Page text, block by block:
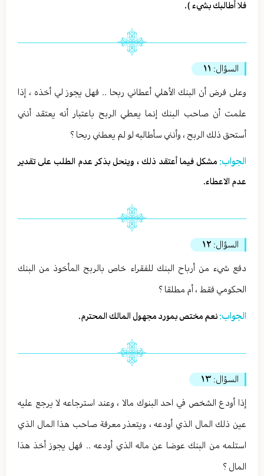
فلا أطالبك بشيء ).
السؤال: ١١
وعلى فرض أن البنك الأهلي أعطاني ربحا .. فهل يجوز لي أخذه ، إذا
علمت أن صاحب البنك إنما يعطي الربح باعتبار أنه يعتقد أنني
أستحق ذلك الربح ، وأنني سأطالبه لو لم يعطني ربحا ؟
الجواب: مشكل فيما أعتقد ذلك ، وينحل بذكر عدم الطلب على تقدير
عدم الاعطاء.
السؤال: ١٢
دفع شيء من أرباح البنك للفقراء خاص بالربح المأخوذ من البنك
الحكومي فقط ، أم مطلقا ؟
الجواب: نعم مختص بمورد مجهول المالك المحترم.
السؤال: ١٣
إذا أودع الشخص في احد البنوك مالا ، وعند استرجاعه لا يرجع عليه
عين ذلك المال الذي أودعه ، ويتعذر معرفة صاحب هذا المال الذي
استلمه من البنك عوضا عن ماله الذي أودعه .. فهل يجوز أخذ هذا
المال ؟